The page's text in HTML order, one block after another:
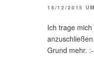
15/12/2015
Ich trage
Grund mehr.